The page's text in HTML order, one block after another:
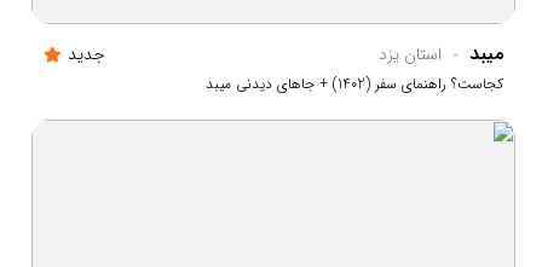
میبد استان يزد جدید
کجاست؟ راهنمای سفر (1402) + جاهای دیدنی میبد